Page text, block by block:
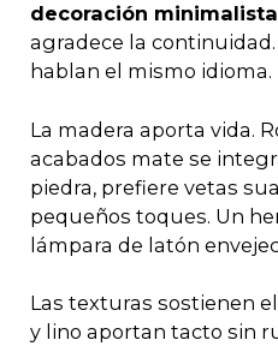
decoración
agradece la
hablan el mismo idioma.
La madera aporta vida.
acabados mate se
piedra, prefiere vetas
pequeños toques. Un
lámpara de latón
Las texturas sostienen
y lino aportan tacto sin